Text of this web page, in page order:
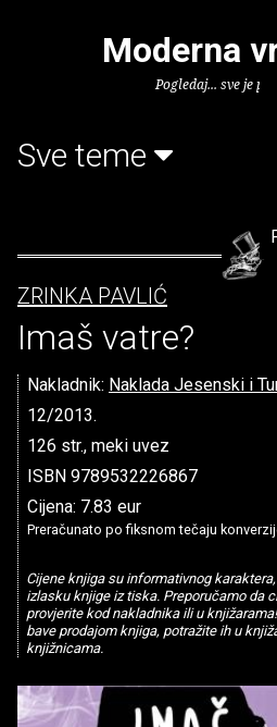
Moderna
Pogledaj... sve je
Sve teme
ZRINKA PAVLIĆ
Imaš vatre?
Nakladnik: Naklada Jesenski i
12/2013.
126 str., meki uvez
ISBN 9789532226867
Cijena: 7.83 eur
Preračunato po fiksnom tečaju
Cijene knjiga su informativnog
izlasku knjige iz tiska. Preporučamo da
provjerite kod nakladnika ili u
bave prodajom knjiga, potražite ih u
knjižnicama.